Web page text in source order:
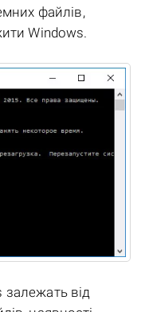
файлів,
Windows.
від